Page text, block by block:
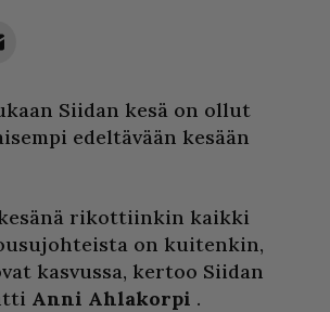
Siidan kesä on ollut
edeltävään kesään
rikottiinkin kaikki
on kuitenkin,
kasvussa, kertoo Siidan
Anni Ahlakorpi .